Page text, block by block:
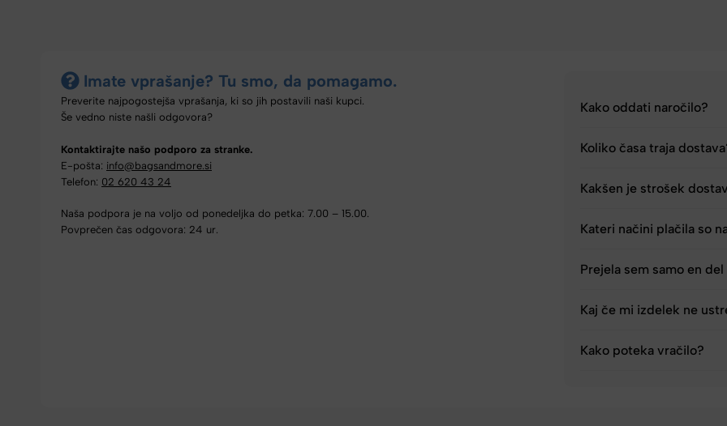
Imate vprašanje? Tu smo, da pomagamo.
Preverite najpogostejša vprašanja, ki so jih postavili naši kupci.
Še vedno niste našli odgovora?
Kontaktirajte našo podporo za stranke.
E-pošta: info@bagsandmore.si
Telefon: 02 620 43 24
Naša podpora je na voljo od ponedeljka do petka: 7.00 – 15.00.
Povprečen čas odgovora: 24 ur.
Kako oddati naročilo?
Koliko časa traja
Kakšen je strošek
Kateri načini plačila so
Prejela sem samo en
Kaj če mi izdelek ne
Kako poteka vračilo?